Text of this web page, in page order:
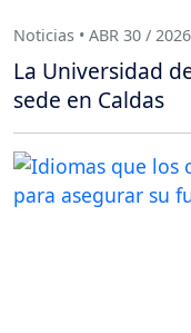
Noticias • ABR 30 / 2026
La Universidad
sede en Caldas